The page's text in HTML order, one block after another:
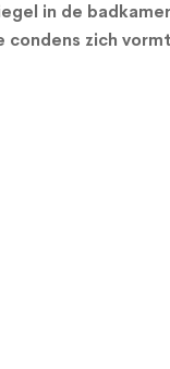
in de
condens zich